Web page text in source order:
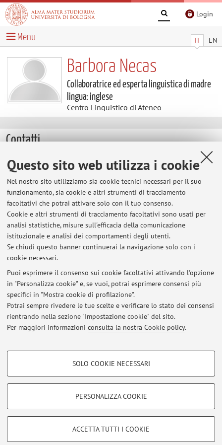
Questo sito web utilizza i cookie
Nel nostro sito utilizziamo sia cookie tecnici necessari per il suo
funzionamento, sia cookie e altri strumenti di tracciamento
facoltativi che potrai attivare solo con il tuo consenso.
Cookie e altri strumenti di tracciamento facoltativi sono usati per
analisi statistiche, misure sull'efficacia della comunicazione
istituzionale e analisi dei comportamenti degli utenti.
Se chiudi questo banner continuerai la navigazione solo con i
cookie necessari.
Puoi esprimere il consenso sui cookie facoltativi attivando l'opzione
in "Personalizza cookie" e, se vuoi, potrai esprimere consensi più
specifici in "Mostra cookie di profilazione".
Potrai sempre rivedere le tue scelte e verificare lo stato dei consensi
rientrando nella sezione "Impostazione cookie" del sito.
Per maggiori informazioni consulta la nostra Cookie policy.
COOKIE DI PROFILAZIONE - FACOLTATIVI
COOKIE TECNICI - NECESSARI
SOLO COOKIE NECESSARI
PERSONALIZZA COOKIE
ACCETTA TUTTI I COOKIE
Login
IT EN
Menu
Barbora Necas
Collaboratrice ed esperta linguistica di madre
lingua: inglese
Centro Linguistico di Ateneo
Contatti
E-mail:
barbora.necas@unibo.it
Tel:
+39 051 20 9 7750
Centro Linguistico di Ateneo
Piazza San Giovanni in Monte 4, Bologna -
Vai alla
mappa
Ultimi avvisi
Al momento non sono presenti avvisi.
Area riservata
Accedi tramiteloginper gestire tutti i contenuti del sito.
Zamboni, 33 - 40126 Bologna - Partita IVA: 01131710376